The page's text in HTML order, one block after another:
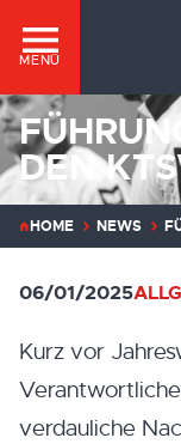
MENÜ
DEN
HOME NEWS
06/01/2025
Kurz vor
verdauliche